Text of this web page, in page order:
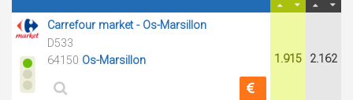
Carrefour market - Os-Marsillon
D533
64150 Os-Marsillon 1.915 2.162